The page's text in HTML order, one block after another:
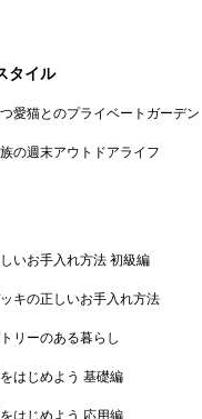
タイル
愛猫とのプライベートガーデン
の週末アウトドアライフ
いお手入れ方法 初級編
キの正しいお手入れ方法
リーのある暮らし
はじめよう 基礎編
はじめよう 応用編